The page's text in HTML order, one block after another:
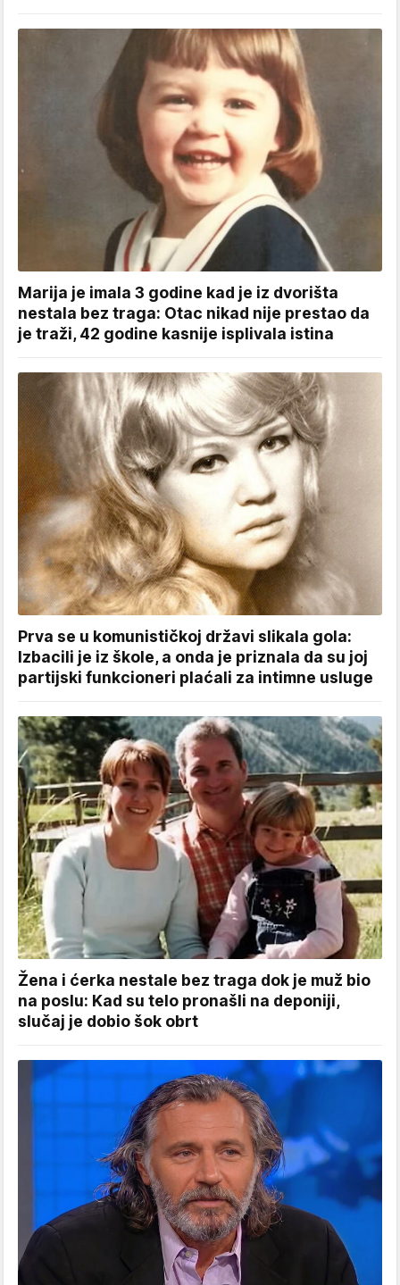
Marija je imala 3 godine kad je iz dvorišta
nestala bez traga: Otac nikad nije prestao da
je traži, 42 godine kasnije isplivala istina
Prva se u komunističkoj državi slikala gola:
Izbacili je iz škole, a onda je priznala da su joj
partijski funkcioneri plaćali za intimne usluge
Žena i ćerka nestale bez traga dok je muž bio
na poslu: Kad su telo pronašli na deponiji,
slučaj je dobio šok obrt